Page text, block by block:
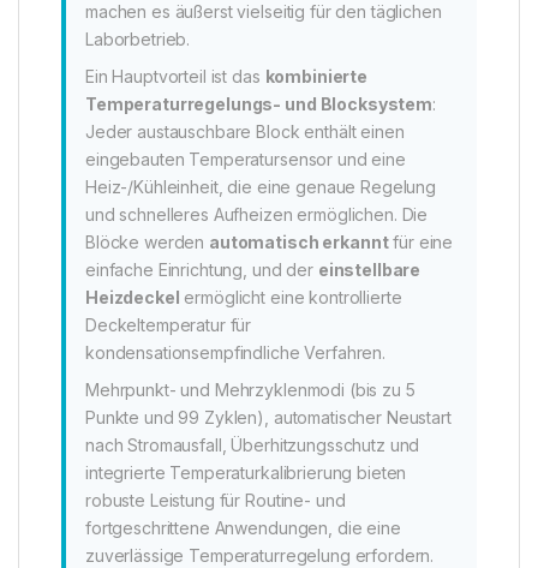
machen es äußerst vielseitig für den täglichen
Laborbetrieb.
Ein Hauptvorteil ist das kombinierte
Temperaturregelungs- und Blocksystem:
Jeder austauschbare Block enthält einen
eingebauten Temperatursensor und eine
Heiz-/Kühleinheit, die eine genaue Regelung
und schnelleres Aufheizen ermöglichen. Die
Blöcke werden automatisch erkanntfür eine
einfache Einrichtung, und der einstellbare
Heizdeckel ermöglicht eine kontrollierte
Deckeltemperatur für
kondensationsempfindliche Verfahren.
Mehrpunkt- und Mehrzyklenmodi (bis zu 5
Punkte und 99 Zyklen), automatischer Neustart
nach Stromausfall, Überhitzungsschutz und
integrierte Temperaturkalibrierung bieten
robuste Leistung für Routine- und
fortgeschrittene Anwendungen, die eine
zuverlässige Temperaturregelung erfordern.